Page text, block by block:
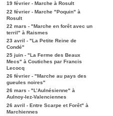
19 février - Marche à Rosult
22 février - Marche "Poquin" à
Rosult
22 mars - "Marche en forêt avec un
terril" à Raismes
23 avril - "La Petite Reine de
Condé"
25 juin - "La Ferme des Beaux
Mecs" à Coutiches par Francis
Lecocq
26 février - "Marche au pays des
gueules noires"
26 mars - "L’Aulnésienne" à
Aulnoy-lez-Valenciennes
26 avril - Entre Scarpe et Forêt" à
Marchiennes